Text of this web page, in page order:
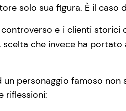
solo sua figura. È il caso
e i clienti storici
che invece ha portato
personaggio famoso
riflessioni: